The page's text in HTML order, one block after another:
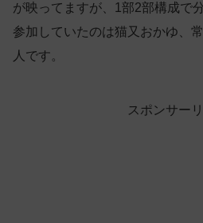
が映ってますが、1部2部構成で
参加していたのは猫又おかゆ、
人です。
スポンサー